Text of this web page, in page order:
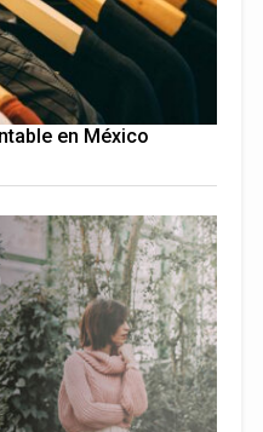
en México